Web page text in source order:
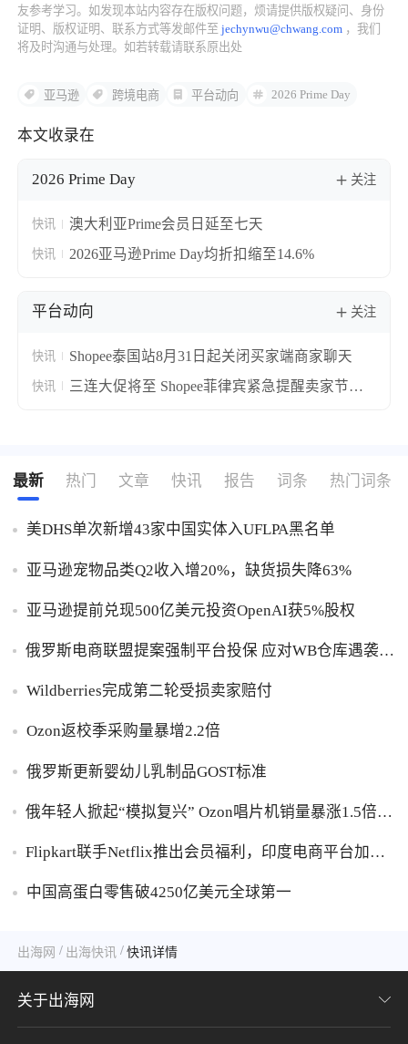
友参考学习。如发现本站内容存在版权问题，烦请提供版权疑问、身份
证明、版权证明、联系方式等发邮件至jechynwu@chwang.com ，我们
将及时沟通与处理。如若转载请联系原出处
亚马逊 跨境电商 平台动向 2026 Prime Day
本文收录在
2026 Prime Day 关注
快讯 澳大利亚Prime会员日延至七天
快讯 2026亚马逊Prime Day均折扣缩至14.6%
平台动向 关注
快讯 Shopee泰国站8月31日起关闭买家端商家聊天
快讯
三连大促将至 Shopee菲律宾紧急提醒卖家节前
最新 热门 文章 快讯 报告 词条 热门词条
美DHS单次新增43家中国实体入UFLPA黑名单
亚马逊宠物品类Q2收入增20%，缺货损失降63%
亚马逊提前兑现500亿美元投资OpenAI获5%股权
俄罗斯电商联盟提案强制平台投保 应对WB仓库遇袭卖
Wildberries完成第二轮受损卖家赔付
Ozon返校季采购量暴增2.2倍
俄罗斯更新婴幼儿乳制品GOST标准
俄年轻人掀起“模拟复兴” Ozon唱片机销量暴涨1.5倍黑
Flipkart联手Netflix推出会员福利，印度电商平台加码
中国高蛋白零售破4250亿美元全球第一
出海网 / 出海快讯 / 快讯详情
关于出海网